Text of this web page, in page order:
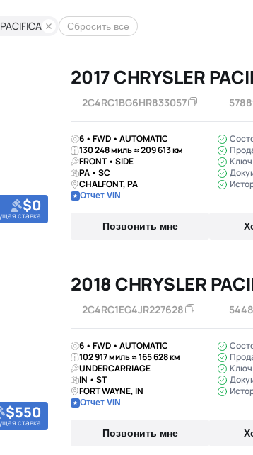
Сбросить все
$0
ставка
2017 CHRYSLER
2C4RC1BG6HR833057
6 • FWD • AUTOMATIC
130 248 миль ≈ 209 613 км
FRONT • SIDE
PA • SC
CHALFONT, PA
Отчет VIN
Ключ
Позвонить мне
$550
ставка
2018 CHRYSLER
2C4RC1EG4JR227628
6 • FWD • AUTOMATIC
102 917 миль ≈ 165 628 км
UNDERCARRIAGE
IN • ST
FORT WAYNE, IN
Отчет VIN
Ключ
Позвонить мне